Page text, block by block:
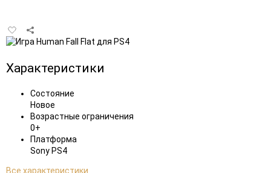
Добавить
в
Характеристики
Состояние
Новое
Возрастные ограничения
0+
Платформа
Sony PS4
Все характеристики